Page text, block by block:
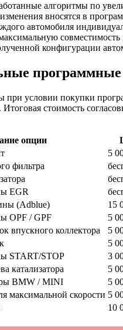
алгоритмы по
вносятся в
автомобиля
совместимость
конфигурации
при условии покупки
стоимость
опции
5
фильтра
EGR
(Adblue)
15
OPF / GPF
5
впускного коллектора
5
5
START/STOP
3
катализатора
5
BMW / MINI
5
максимальной скорости 5
10